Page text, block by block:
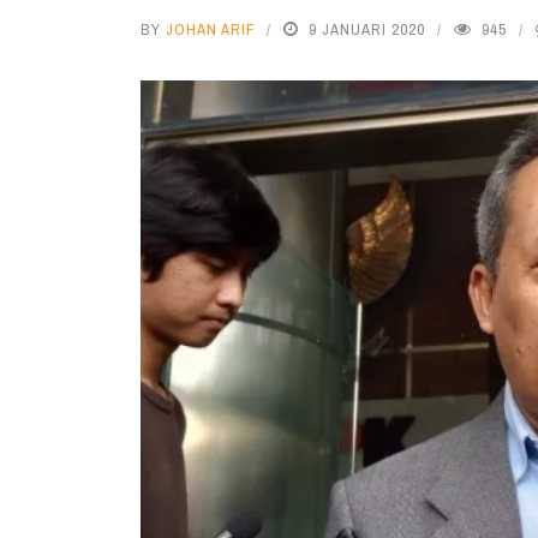
BY JOHAN ARIF 9 JANUARI 2020 945